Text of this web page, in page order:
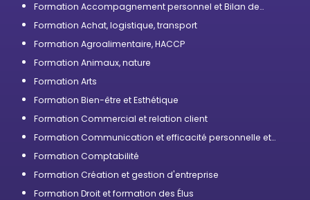
Formation Accompagnement personnel et Bilan de
Formation Achat, logistique, transport
Formation Agroalimentaire, HACCP
Formation Animaux, nature
Formation Arts
Formation Bien-être et Esthétique
Formation Commercial et relation client
Formation Communication et efficacité personnelle et
Formation Comptabilité
Formation Création et gestion d'entreprise
Formation Droit et formation des Élus